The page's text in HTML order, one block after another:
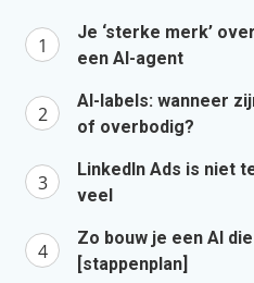
Je ‘sterke merk’
een AI-agent
AI-labels: wanneer
of overbodig?
LinkedIn Ads is niet
veel
Zo bouw je een AI
[stappenplan]